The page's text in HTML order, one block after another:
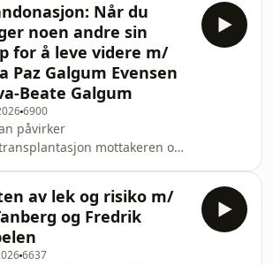
Når du
noen andre sin
for å leve videre m/
Paz Galgum Evensen
Beate Galgum
6900
påvirker
mottakeren og
både hva som
behovet for et nytt organ,
hvordan prosessen påvirker
selv og familien rundt. Du
av lek og risiko m/
og Fredrik
6637